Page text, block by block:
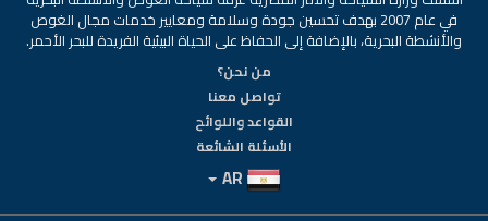
في عام 2007 بهدف تحسين جودة وسلامة ومعايير خدمات مجال الغوص
والأنشطة البحرية، بالإضافة إلى الحفاظ على الحياة البيئية الفريدة للبحر الأحمر.
من نحن؟
تواصل معنا
القواعد واللوائح
الأسئلة الشائعة